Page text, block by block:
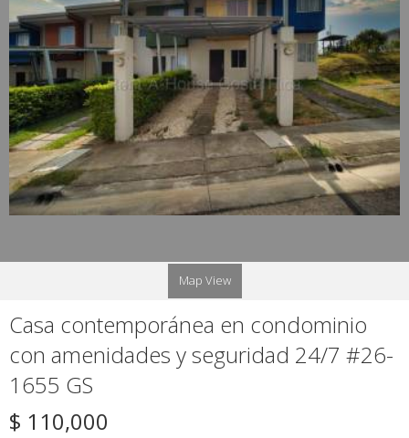
Map View
Casa contemporánea en condominio
con amenidades y seguridad 24/7 #26-
1655 GS
$ 110,000